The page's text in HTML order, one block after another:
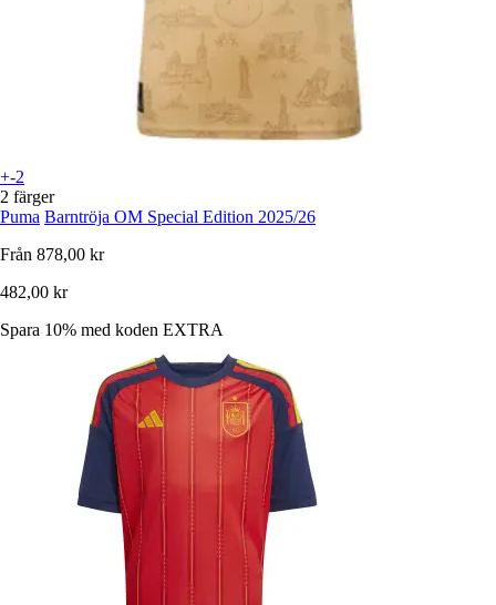
+-2
2 färger
Puma Barntröja OM Special Edition 2025/26
Från 878,00 kr
482,00 kr
Spara 10% med koden EXTRA